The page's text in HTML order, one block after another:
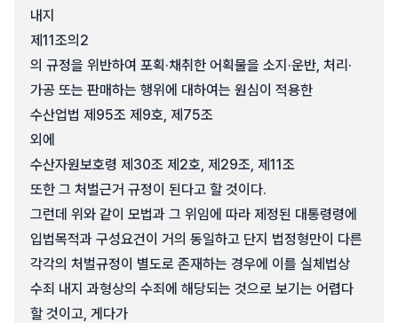
내지
제11조의2
의 규정을 위반하여 포획·채취한 어획물을 소지·운반, 처리·
가공 또는 판매하는 행위에 대하여는 원심이 적용한
수산업법 제95조 제9호, 제75조
외에
수산자원보호령 제30조 제2호, 제29조, 제11조
또한 그 처벌근거 규정이 된다고 할 것이다.
그런데 위와 같이 모법과 그 위임에 따라 제정된 대통령령에
입법목적과 구성요건이 거의 동일하고 단지 법정형만이 다른
각각의 처벌규정이 별도로 존재하는 경우에 이를 실체법상
수죄 내지 과형상의 수죄에 해당되는 것으로 보기는 어렵다
할 것이고, 게다가